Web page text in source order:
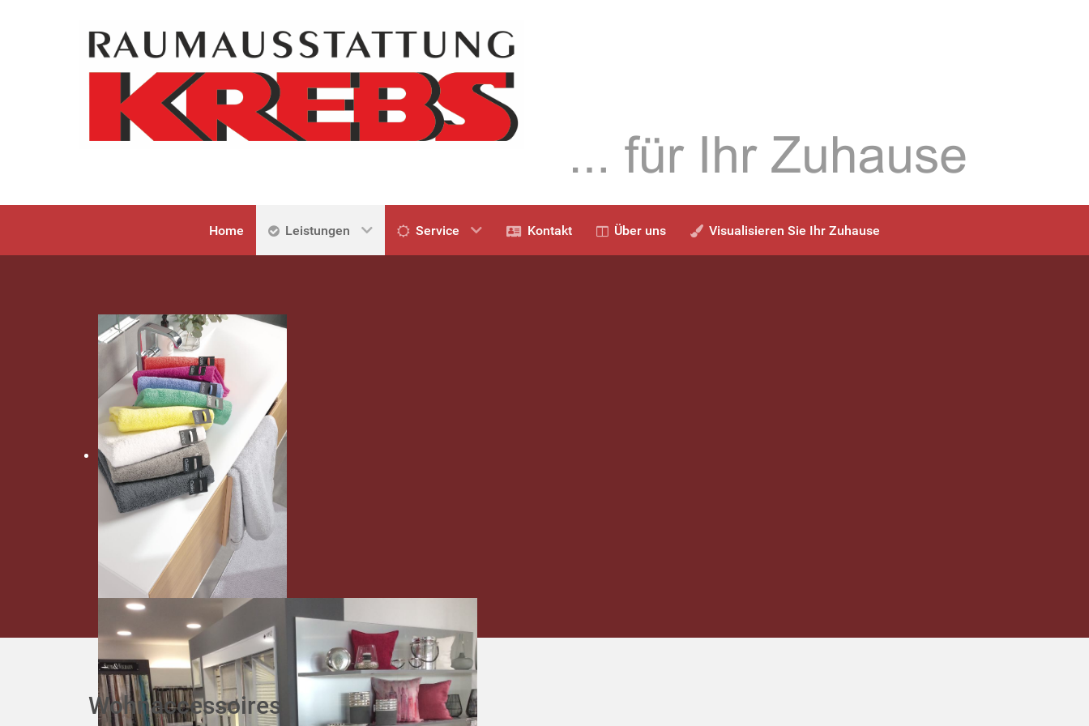
Home Leistungen Service Kontakt Über uns Visualisieren Sie Ihr Zuhause
Wohnaccessoires